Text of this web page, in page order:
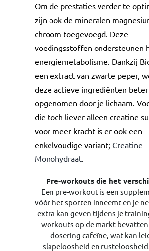
Om de prestaties verder te
zijn ook de mineralen
chroom toegevoegd. Deze
voedingsstoffen ondersteunen
energiemetabolisme. Dankzij
een extract van zwarte peper,
deze actieve ingrediënten beter
opgenomen door je lichaam.
die toch liever alleen creatine
voor meer kracht is er ook een
enkelvoudige variant; Creatine
Monohydraat
Pre-workouts die het
Een pre-workout is een
vóór het sporten inneemt en je
extra kan geven tijdens je
workouts op de markt bevatten
dosering cafeïne, wat kan
slapeloosheid en